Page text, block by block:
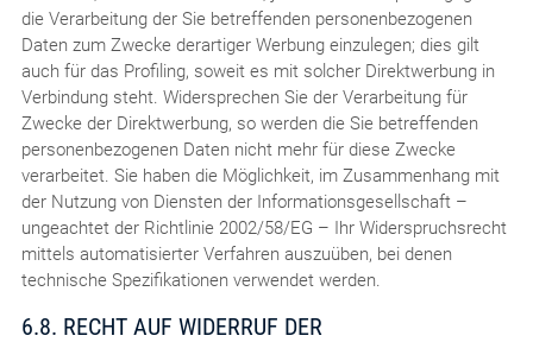
die Verarbeitung der Sie betreffenden personenbezogenen
Daten zum Zwecke derartiger Werbung einzulegen; dies gilt
auch für das Profiling, soweit es mit solcher Direktwerbung in
Verbindung steht. Widersprechen Sie der Verarbeitung für
Zwecke der Direktwerbung, so werden die Sie betreffenden
personenbezogenen Daten nicht mehr für diese Zwecke
verarbeitet. Sie haben die Möglichkeit, im Zusammenhang mit
der Nutzung von Diensten der Informationsgesellschaft –
ungeachtet der Richtlinie 2002/58/EG – Ihr Widerspruchsrecht
mittels automatisierter Verfahren auszuüben, bei denen
technische Spezifikationen verwendet werden.
6.8. RECHT AUF WIDERRUF DER